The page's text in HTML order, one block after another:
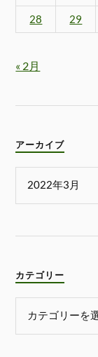
28 29
« 2月
アーカイブ
カテゴリー